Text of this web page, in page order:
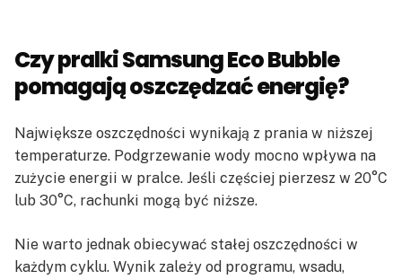
Czy pralki Samsung Eco Bubble
pomagają oszczędzać energię?
Największe oszczędności wynikają z prania w niższej
temperaturze. Podgrzewanie wody mocno wpływa na
zużycie energii w pralce. Jeśli częściej pierzesz w 20°C
lub 30°C, rachunki mogą być niższe.
Nie warto jednak obiecywać stałej oszczędności w
każdym cyklu. Wynik zależy od programu, wsadu,